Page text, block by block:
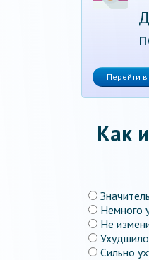
Перейти
Как
Немного
Не
Сильно